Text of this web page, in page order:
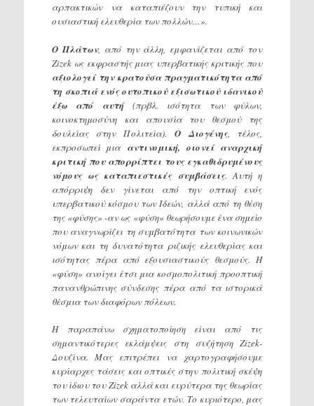
αρπακτικών να καταπιέζουν την τυπική και
ουσιαστική ελευθερία των πολλών…».
Ο Πλάτων, από την άλλη, εμφανίζεται από τον
Ζizek ως εκφραστής μιας υπερβατικής κριτικής που
αξιολογεί την κρατούσα πραγματικότητα από
τη σκοπιά ενός ουτοπικού εξισωτικού ιδανικού
έξω από αυτή(πρβλ. ισότητα των φύλων,
κοινοκτημοσύνη και απουσία του θεσμού της
δουλείας στην Πολιτεία). Ο Διογένης, τέλος,
εκπροσωπεί μια αντινομική, οιονεί αναρχική
κριτική που απορρίπτει τους εγκαθιδρυμένους
νόμους ως καταπιεστικές συμβάσεις. Αυτή η
απόρριψη δεν γίνεται από την οπτική ενός
υπερβατικού κόσμου των Ιδεών, αλλά από τη θέση
της «φύσης» -αν ως «φύση» θεωρήσουμε ένα σημείο
που αναγνωρίζει τη συμβατότητα των κοινωνικών
νόμων και τη δυνατότητα ριζικής ελευθερίας και
ισότητας πέρα από εξουσιαστικούς θεσμούς. Η
«φύση» ανοίγει έτσι μια κοσμοπολιτική προοπτική
πανανθρώπινης σύνδεσης πέρα από τα ιστορικά
θέσμια των διαφόρων πόλεων.
Η παραπάνω σχηματοποίηση είναι από τις
σημαντικότερες εκλάμψεις στη συζήτηση Ζizek-
Δουζίνα. Μας επιτρέπει να χαρτογραφήσουμε
κυρίαρχες τάσεις και οπτικές στην πολιτική σκέψη
του ίδιου του Ζizek αλλά και ευρύτερα της θεωρίας
των τελευταίων σαράντα ετών. Το κυριότερο, μας